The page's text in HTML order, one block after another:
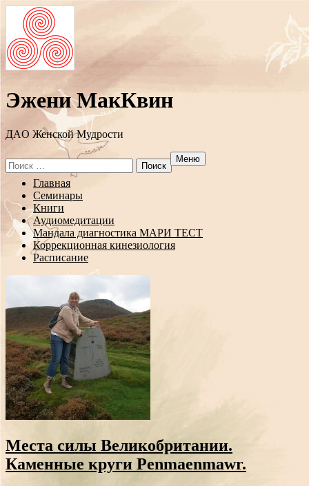
Эжени МакКвин
ДAO Женской Мудрости
Search
for:
Меню
Перейти
содержанию
Главная
Семинары
Книги
Аудиомедитации
Мандала диагностика МАРИ ТЕСТ
Коррекционная кинезиология
Расписание
Места силы Великобритании.
Каменные круги Penmaenmawr.